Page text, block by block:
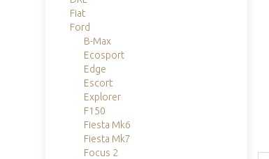
Fiat
Ford
B-Max
Ecosport
Edge
Escort
Explorer
F150
Fiesta Mk6
Fiesta Mk7
Focus 2